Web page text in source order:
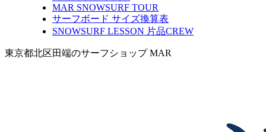
MAR SNOWSURF TOUR
サーフボード サイズ換算表
SNOWSURF LESSON 片品CREW
東京都北区田端のサーフショップ MAR